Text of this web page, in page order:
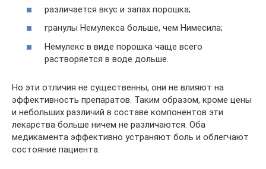
различается вкус и запах порошка;
гранулы Немулекса больше, чем Нимесила;
Немулекс в виде порошка чаще всего
растворяется в воде дольше.
Но эти отличия не существенны, они не влияют на
эффективность препаратов. Таким образом, кроме цены
и небольших различий в составе компонентов эти
лекарства больше ничем не различаются. Оба
медикамента эффективно устраняют боль и облегчают
состояние пациента.